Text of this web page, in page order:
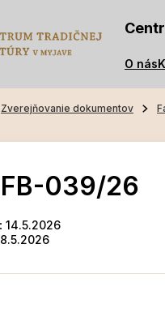
O nás
Zverejňovanie dokumentov
039/26
14.5.2026